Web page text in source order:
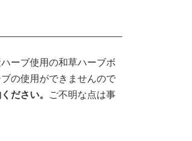
ーブ使用の和草ハーブボ
の使用ができませんので
ださい。
ご不明な点は事